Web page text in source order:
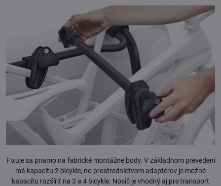
Fixuje sa priamo na fabrické montážne body. V základnom prevedení
má kapacitu 2 bicykle, no prostredníctvom adaptérov je možné
kapacitu rozšíriť na 3 a 4 bicykle. Nosič je vhodný aj pre transport